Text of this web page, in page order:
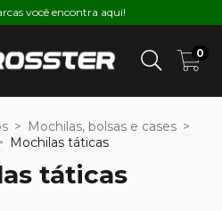
você encontra aqui!
0
> Mochilas, bolsas e cases >
Mochilas táticas
táticas